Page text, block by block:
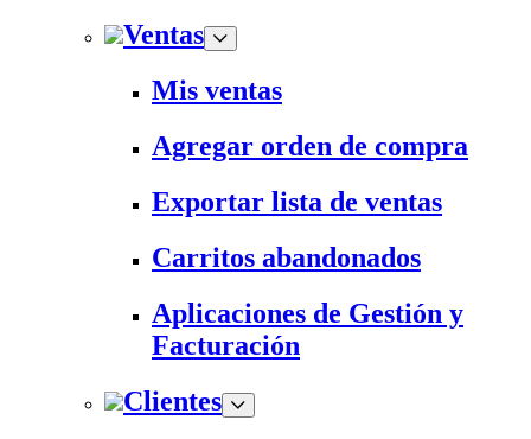
Ventas
Mis ventas
Agregar orden de compra
Exportar lista de ventas
Carritos abandonados
Aplicaciones de Gestión y
Facturación
Clientes